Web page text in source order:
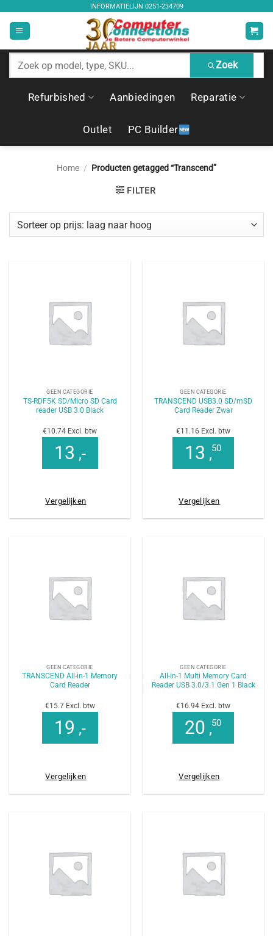
inhoud
INFORMATIELIJN 0251-234709
Zoek
producten
Zoek
Refurbished Aanbiedingen Reparatie
Outlet PC Builder
Home / Producten getagged “Transcend”
FILTER
GEEN CATEGORIE
TS-RDF5K SD/Micro SD Card
reader USB 3.0 Black
€10.74 Excl. btw
13 ,-
Vergelijken
GEEN CATEGORIE
TRANSCEND USB3.0 SD/mSD
Card Reader Zwar
€11.16 Excl. btw
13 ,50
Vergelijken
GEEN CATEGORIE
TRANSCEND All-in-1 Memory
Card Reader
€15.7 Excl. btw
19 ,-
Vergelijken
GEEN CATEGORIE
All-in-1 Multi Memory Card
Reader USB 3.0/3.1 Gen 1 Black
€16.94 Excl. btw
20 ,50
Vergelijken